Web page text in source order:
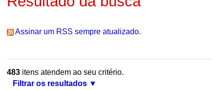
Assinar um RSS sempre atualizado.
483itens atendem ao seu critério.
Filtrar os resultados